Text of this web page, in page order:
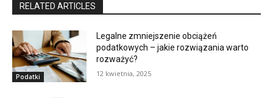
RELATED ARTICLES
Podatki
Legalne zmniejszenie obciążeń
podatkowych – jakie rozwiązania warto
rozważyć?
12 kwietnia, 2025